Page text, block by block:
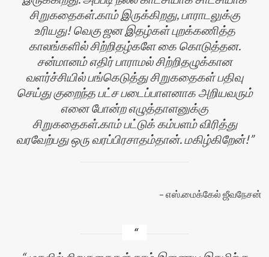
சிறுகதைகள்.காம் இருக்கிறது, பாராடலுக்கு
உரியது! வெகு ஜன இதழ்கள் புறக்கணித்த
காலங்களில் சிற்றிதழ்களே கை கொடுத்தன.
சன்மானம் எதிர் பாராமல் சிற்றிதழுக்கான
வளர்ச்சியில் பங்கெடுத்து சிறுகதைகள் பதிவு
செய்து குறைந்த பட்ச படைப்பாளனாக அறியவரும்
எனை போன்ற எழுத்தாளனுக்கு
சிறுகதைகள்.காம் பட்டுக் கம்பளம் விரித்து
வரவேற்பது ஒரு வரப்பிரசாதம்தான். மகிழ்கிறேன்!
எஸ்.மைக்கேல் ஜீவநேசன்